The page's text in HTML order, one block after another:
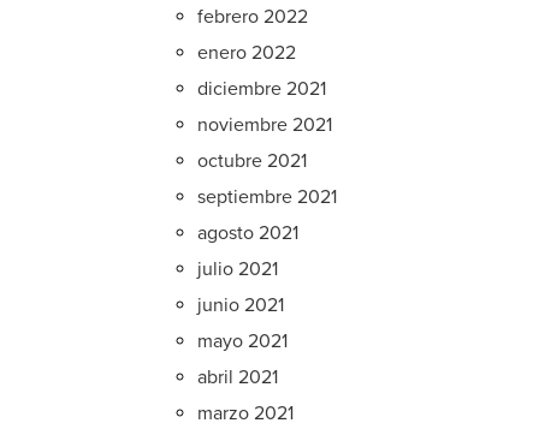
febrero 2022
enero 2022
diciembre 2021
noviembre 2021
octubre 2021
septiembre 2021
agosto 2021
julio 2021
junio 2021
mayo 2021
abril 2021
marzo 2021